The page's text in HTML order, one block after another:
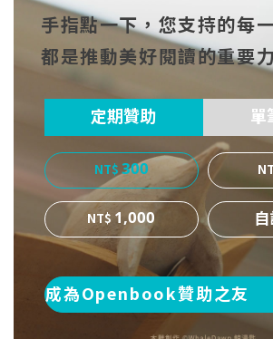
cebo
ok
witt
er
博
手指點一下，您支持的每
都是推動美好閱讀的重要
定期贊助
300
1,000
成為Openbook贊助之友